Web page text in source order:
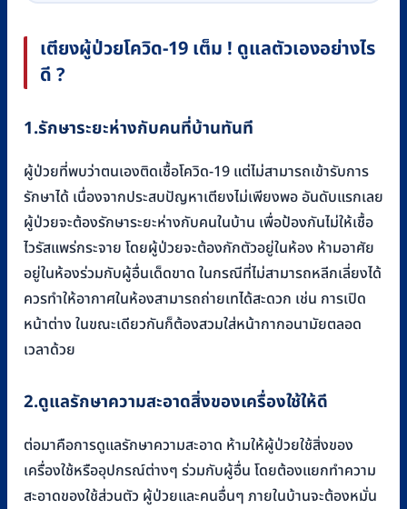
เตียงผู้ป่วยโควิด-19 เต็ม ! ดูแลตัวเองอย่างไร
ดี ?
1.รักษาระยะห่างกับคนที่บ้านทันที
ผู้ป่วยที่พบว่าตนเองติดเชื้อโควิด-19 แต่ไม่สามารถเข้ารับการ
รักษาได้ เนื่องจากประสบปัญหาเตียงไม่เพียงพอ อันดับแรกเลย
ผู้ป่วยจะต้องรักษาระยะห่างกับคนในบ้าน เพื่อป้องกันไม่ให้เชื้อ
ไวรัสแพร่กระจาย โดยผู้ป่วยจะต้องกักตัวอยู่ในห้อง ห้ามอาศัย
อยู่ในห้องร่วมกับผู้อื่นเด็ดขาด ในกรณีที่ไม่สามารถหลีกเลี่ยงได้
ควรทำให้อากาศในห้องสามารถถ่ายเทได้สะดวก เช่น การเปิด
หน้าต่าง ในขณะเดียวกันก็ต้องสวมใส่หน้ากากอนามัยตลอด
เวลาด้วย
2.ดูแลรักษาความสะอาดสิ่งของเครื่องใช้ให้ดี
ต่อมาคือการดูแลรักษาความสะอาด ห้ามให้ผู้ป่วยใช้สิ่งของ
เครื่องใช้หรืออุปกรณ์ต่างๆ ร่วมกับผู้อื่น โดยต้องแยกทำความ
สะอาดของใช้ส่วนตัว ผู้ป่วยและคนอื่นๆ ภายในบ้านจะต้องหมั่น